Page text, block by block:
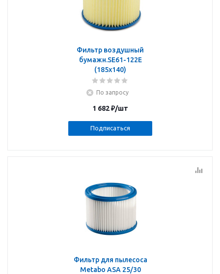
Фильтр воздушный
бумажн.SE61-122Е
(185х140)
По запросу
1 682₽/шт
Подписаться
Фильтр для пылесоса
Metabo ASA 25/30